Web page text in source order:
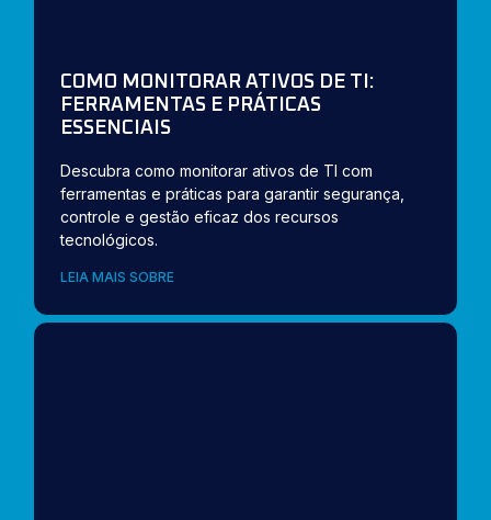
COMO MONITORAR ATIVOS DE TI:
FERRAMENTAS E PRÁTICAS
ESSENCIAIS
Descubra como monitorar ativos de TI com
ferramentas e práticas para garantir segurança,
controle e gestão eficaz dos recursos
tecnológicos.
LEIA MAIS SOBRE